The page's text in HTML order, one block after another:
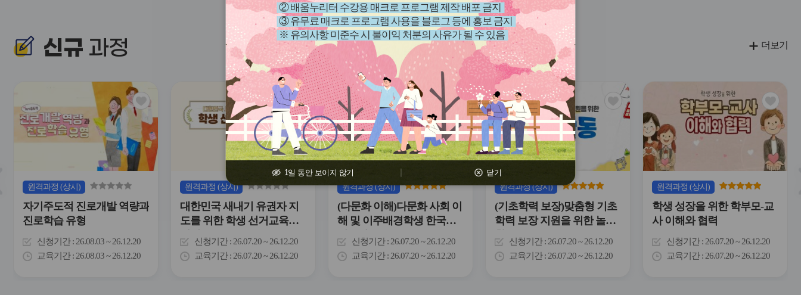
신규 과정
관
심
콘
원격과정 (상시)
자기주도적 진로개발 역량과
진로학습 유형
신청기간 26.08.03 ~ 26.12.20
교육기간 26.08.03 ~ 26.12.20
관
심
아
이
콘
원격과정 (상시)
대한민국 새내기 유권자 지
도를 위한 학생 선거교육의
이해
신청기간 26.07.20 ~ 26.12.20
교육기간 26.07.20 ~ 26.12.20
관
심
아
이
콘
원격과정(상시)
(다문화 이해)다문화 사회 이
해 및 이주배경학생 한국어
지도법
신청기간 26.07.20 ~ 26.12.20
교육기간 26.07.20 ~ 26.12.20
원격과정(상시)
(기초학력 보장)맞춤형 기초
학력 보장 지원을 위한 놀이
활동
신청기간 26.07.20 ~ 26.12.20
교육기간 26.07.20 ~ 26.12.20
관
심
아
이
콘
원격과정 (상시)
학생 성장을 위한 학부모-교
사 이해와 협력
신청기간 26.07.20 ~ 26.12.20
교육기간 26.07.20 ~ 26.12.20
더보기
② 배움누리터 수강용 매크로 프로그램 제작 배포 금지
③ 유무료 매크로 프로그램 사용을 블로그 등에 홍보 금지
※ 유의사항 미준수 시 불이익 처분의 사유가 될 수 있음
1일 동안 보이지 않기 닫기